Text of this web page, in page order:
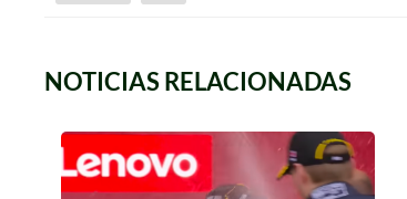
NOTICIAS RELACIONADAS